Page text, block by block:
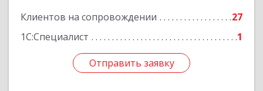
Клиентов на сопровождении
27
1С:Специалист
1
Отправить заявку
Отправить заявку